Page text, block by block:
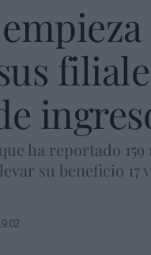
ha reportado
su beneficio 17